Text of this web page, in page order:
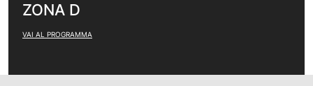
ZONA D
VAI AL PROGRAMMA